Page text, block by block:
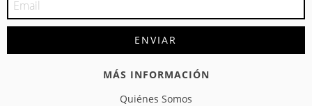
MÁS INFORMACIÓN
Quiénes Somos